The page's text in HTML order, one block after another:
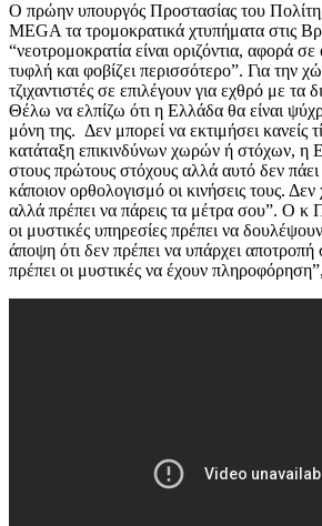
Ο πρώην υπουργός Προστασίας του
MEGA τα τρομοκρατικά χτυπήματα στις
“νεοτρομοκρατία είναι οριζόντια, αφορά σε
τυφλή και φοβίζει περισσότερο”. Για την
τζιχαντιστές σε επιλέγουν για εχθρό με τα
Θέλω να ελπίζω ότι η Ελλάδα θα είναι
μόνη της. Δεν μπορεί να εκτιμήσει κανείς
κατάταξη επικινδύνων χωρών ή στόχων, η
στους πρώτους στόχους αλλά αυτό δεν πάει
κάποιον ορθολογισμό οι κινήσεις τους. Δεν
αλλά πρέπει να πάρεις τα μέτρα σου”. Ο κ
οι μυστικές υπηρεσίες πρέπει να
άποψη ότι δεν πρέπει να υπάρχει αποτροπή
πρέπει οι μυστικές να έχουν